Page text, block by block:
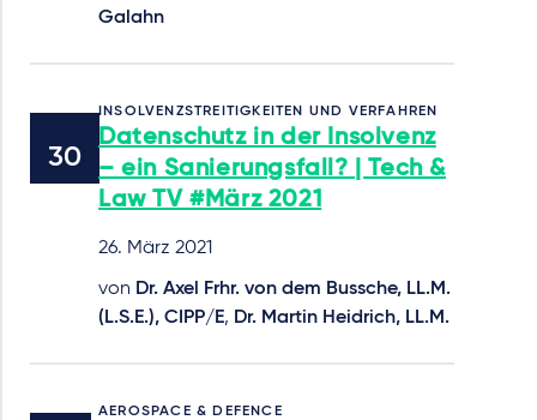
Galahn
INSOLVENZSTREITIGKEITEN UND VERFAHREN
Datenschutz in der Insolvenz
– ein Sanierungsfall? | Tech &
Law TV #März 2021
26. März 2021
von Dr. Axel Frhr. von dem Bussche, LL.M.
(L.S.E.), CIPP/E, Dr. Martin Heidrich, LL.M.
AEROSPACE & DEFENCE